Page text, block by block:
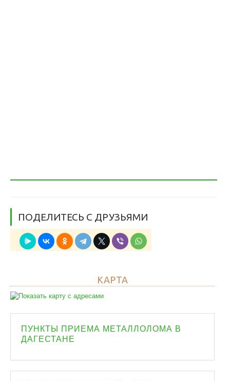
ПОДЕЛИТЕСЬ С ДРУЗЬЯМИ
КАРТА
ПУНКТЫ ПРИЕМА МЕТАЛЛОЛОМА В
ДАГЕСТАНЕ